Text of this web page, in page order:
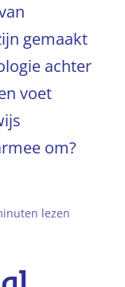
gemaakt
achter
voet
om?
lezen